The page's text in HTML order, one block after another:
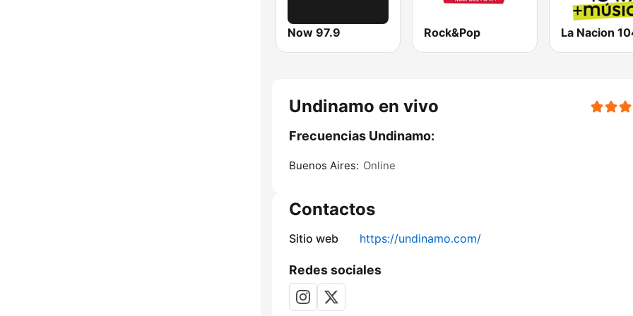
Now 97.9 Rock&Pop La Nacion
Undinamo en vivo
Frecuencias Undinamo:
Buenos Aires: Online
Contactos
Sitio web https://undinamo.com/
Redes sociales